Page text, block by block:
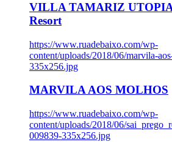
VILLA TAMARIZ UTOPIA
Resort
https://www.ruadebaixo.com/wp-
content/uploads/2018/06/marvila-
335x256.jpg
MARVILA AOS MOLHOS
https://www.ruadebaixo.com/wp-
content/uploads/2018/06/
009839-335x256.jpg